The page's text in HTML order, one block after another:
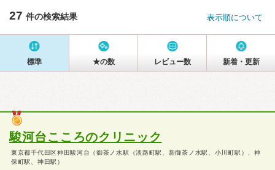
27 件の検索結果 表示順について
標準 ★の数 レビュー数 新着・更新
駿河台こころのクリニック
東京都千代田区神田駿河台（御茶ノ水駅（淡路町駅、新御茶ノ水駅、小川町駅）、神
保町駅、神田駅）